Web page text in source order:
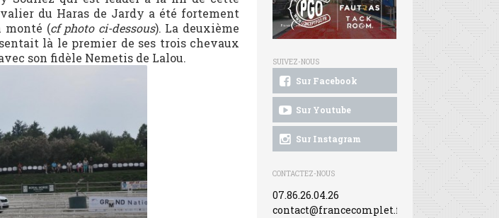
du Haras de Jardy a été fortement
monté (cf photo ci-dessous). La deuxième
là le premier de ses trois chevaux
son fidèle Nemetis de Lalou.
SUIVEZ-NOUS
Sur Facebook
Sur Youtube
Sur Instagram
CONTACTEZ-NOUS
07.86.26.04.26
contact@francecomplet.fr